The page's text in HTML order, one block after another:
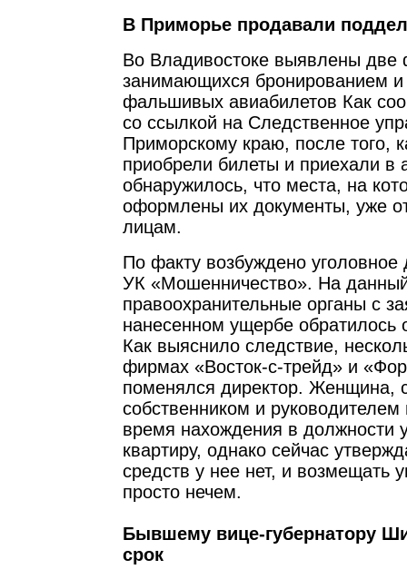
В Приморье продавали
Во Владивостоке выявлены
занимающихся бронированием
фальшивых авиабилетов Как
со ссылкой на Следственное
Приморскому краю, после того,
приобрели билеты и приехали в
обнаружилось, что места, на
оформлены их документы, уже
лицам.
По факту возбуждено уголовное
УК «Мошенничество». На
правоохранительные органы с
нанесенном ущербе обратилось
Как выяснило следствие,
фирмах «Восток-с-трейд» и
поменялся директор. Женщина,
собственником и руководителем
время нахождения в должности
квартиру, однако сейчас
средств у нее нет, и возмещать
просто нечем.
Бывшему вице-губернатору
срок